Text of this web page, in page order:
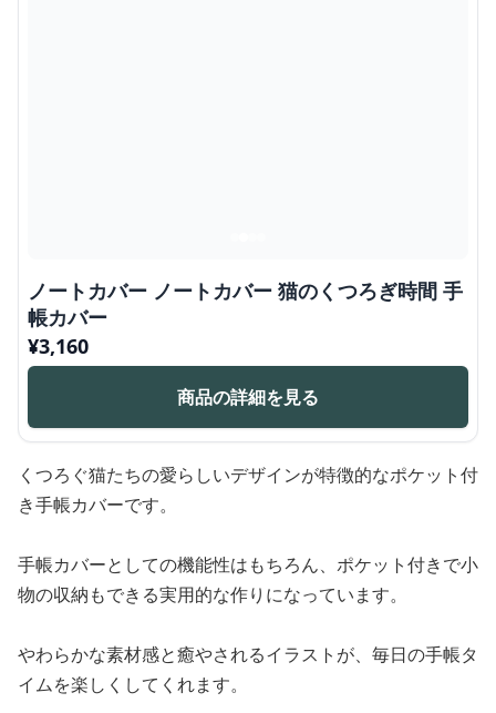
ノートカバー ノートカバー 猫のくつろぎ時間 手
帳カバー
¥3,160
商品の詳細を見る
くつろぐ猫たちの愛らしいデザインが特徴的なポケット付
き手帳カバーです。
手帳カバーとしての機能性はもちろん、ポケット付きで小
物の収納もできる実用的な作りになっています。
やわらかな素材感と癒やされるイラストが、毎日の手帳タ
イムを楽しくしてくれます。